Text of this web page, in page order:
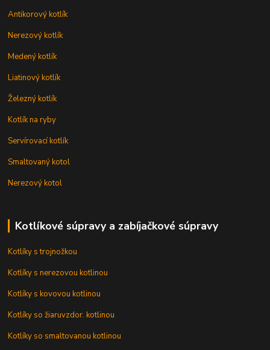
Antikorový kotlík
Nerezový kotlík
Medený kotlík
Liatinový kotlík
Železný kotlík
Kotlík na ryby
Servírovací kotlík
Smaltovaný kotol
Nerezový kotol
Kotlíkové súpravy a zabíjačkové súpravy
Kotlíky s trojnožkou
Kotlíky s nerezovou kotlinou
Kotlíky s kovovou kotlinou
Kotlíky so žiaruvzdor. kotlinou
Kotlíky so smaltovanou kotlinou